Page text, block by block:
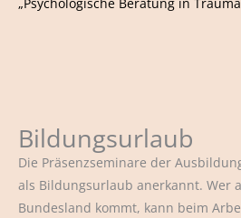
Bildungsurlaub
Die Präsenzseminare der
als Bildungsurlaub anerkannt. Wer
Bundesland kommt, kann beim